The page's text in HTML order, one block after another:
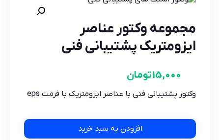
مجموعه وکتور عناصر
ایزومتریک پشتیبانی فنی
15,000تومان
وکتور پشتیبانی فنی با عناصر ایزومتریک با فرمت eps
افزودن به سبد خرید